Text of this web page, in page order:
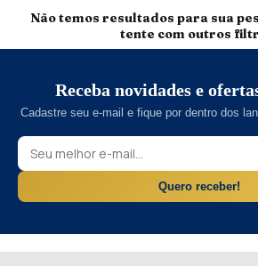
Não temos resultados para sua
tente com outros
Receba novidades e
Cadastre seu e-mail e fique por dentro dos
Quero receber!